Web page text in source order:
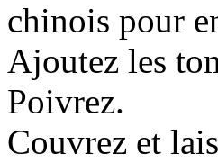
chinois pour
Ajoutez les
Poivrez.
Couvrez et